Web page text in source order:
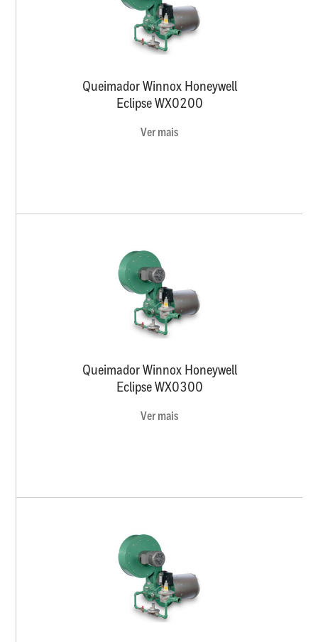
Queimador Winnox Honeywell
Eclipse WX0200
Ver mais
Queimador Winnox Honeywell
Eclipse WX0300
Ver mais